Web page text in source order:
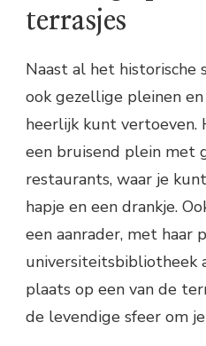
terrasjes
Naast al het historische
ook gezellige pleinen
heerlijk kunt vertoeven.
een bruisend plein met
restaurants, waar je
hapje en een drankje.
een aanrader, met haar
universiteitsbibliotheek
plaats op een van de
de levendige sfeer om